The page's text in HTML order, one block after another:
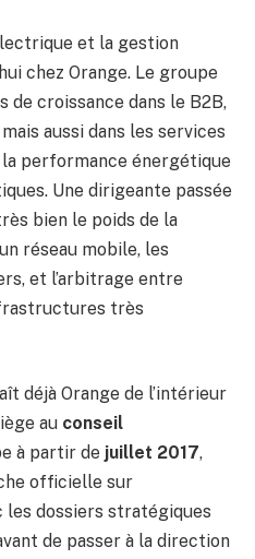
et la gestion
chez Orange. Le groupe
de croissance dans le B2B,
aussi dans les services
performance énergétique
Une dirigeante passée
bien le poids de la
réseau mobile, les
et l’arbitrage entre
très
déjà Orange de l’intérieur
au conseil
à partir de juillet 2017,
officielle sur
les dossiers stratégiques
de passer à la direction